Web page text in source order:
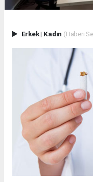
Erkek| Kadın (Haberi